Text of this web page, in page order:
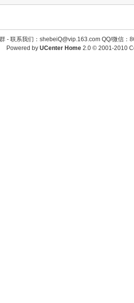
- 联系我们：shebeiQ@vip.163.com QQ/微信：
Powered by UCenter Home 2.0© 2001-2010